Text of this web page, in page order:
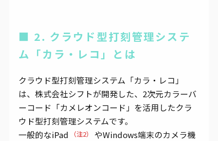
■ 2. クラウド型打刻管理システ
ム「カラ・レコ」とは
クラウド型打刻管理システム「カラ・レコ」
は、株式会社シフトが開発した、2次元カラーバ
ーコード「カメレオンコード」を活用したクラ
ウド型打刻管理システムです。
一般的なiPad
（注2）
やWindows端末のカメラ機